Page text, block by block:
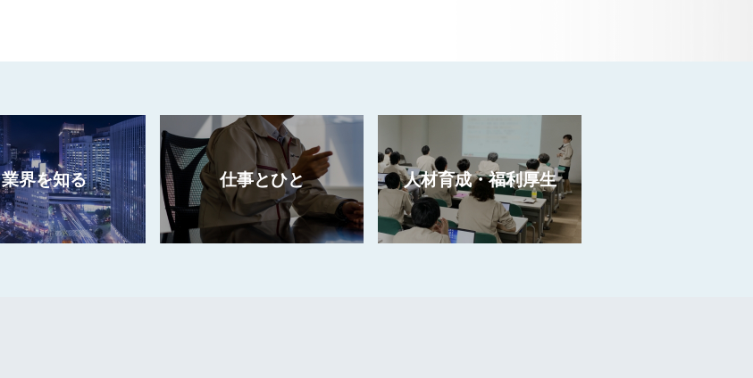
業界を知る 仕事とひと 人材育成・福利厚生